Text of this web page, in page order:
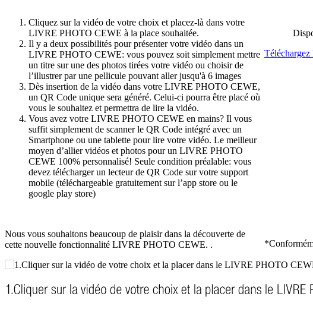
Cliquez sur la vidéo de votre choix et placez-là dans votre
LIVRE PHOTO CEWE à la place souhaitée.
Il y a deux possibilités pour présenter votre vidéo dans un
LIVRE PHOTO CEWE: vous pouvez soit simplement mettre
un titre sur une des photos tirées votre vidéo ou choisir de
l’illustrer par une pellicule pouvant aller jusqu'à 6 images
Dès insertion de la vidéo dans votre LIVRE PHOTO CEWE,
un QR Code unique sera généré. Celui-ci pourra être placé où
vous le souhaitez et permettra de lire la vidéo.
Vous avez votre LIVRE PHOTO CEWE en mains? Il vous
suffit simplement de scanner le QR Code intégré avec un
Smartphone ou une tablette pour lire votre vidéo. Le meilleur
moyen d’allier vidéos et photos pour un LIVRE PHOTO
CEWE 100% personnalisé! Seule condition préalable: vous
devez télécharger un lecteur de QR Code sur votre support
mobile (téléchargeable gratuitement sur l’app store ou le
google play store)
Nous vous souhaitons beaucoup de plaisir dans la découverte de
cette nouvelle fonctionnalité LIVRE PHOTO CEWE. .